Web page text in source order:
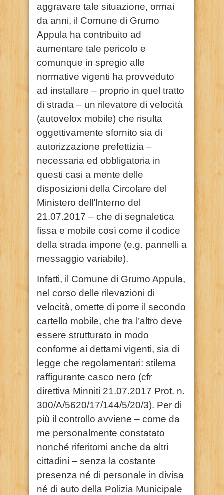
aggravare tale situazione, ormai
da anni, il Comune di Grumo
Appula ha contribuito ad
aumentare tale pericolo e
comunque in spregio alle
normative vigenti ha provveduto
ad installare – proprio in quel tratto
di strada – un rilevatore di velocità
(autovelox mobile) che risulta
oggettivamente sfornito sia di
autorizzazione prefettizia –
necessaria ed obbligatoria in
questi casi a mente delle
disposizioni della Circolare del
Ministero dell’Interno del
21.07.2017 – che di segnaletica
fissa e mobile così come il codice
della strada impone (e.g. pannelli a
messaggio variabile).
Infatti, il Comune di Grumo Appula,
nel corso delle rilevazioni di
velocità, omette di porre il secondo
cartello mobile, che tra l’altro deve
essere strutturato in modo
conforme ai dettami vigenti, sia di
legge che regolamentari: stilema
raffigurante casco nero (cfr
direttiva Minniti 21.07.2017 Prot. n.
300/A/5620/17/144/5/20/3). Per di
più il controllo avviene – come da
me personalmente constatato
nonché riferitomi anche da altri
cittadini – senza la costante
presenza né di personale in divisa
né di auto della Polizia Municipale